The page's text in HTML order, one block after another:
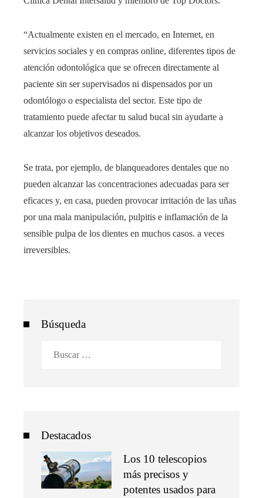
“Actualmente existen en el mercado, en Internet, en
servicios sociales y en compras online, diferentes tipos de
atención odontológica que se ofrecen directamente al
paciente sin ser supervisados ​​ni dispensados ​​por un
odontólogo o especialista del sector. Este tipo de
tratamiento puede afectar tu salud bucal sin ayudarte a
alcanzar los objetivos deseados.
Se trata, por ejemplo, de blanqueadores dentales que no
pueden alcanzar las concentraciones adecuadas para ser
eficaces y, en casa, pueden provocar irritación de las uñas
por una mala manipulación, pulpitis e inflamación de la
sensible pulpa de los dientes en muchos casos. a veces
irreversibles.
Búsqueda
Destacados
Los 10 telescopios
más precisos y
potentes usados para